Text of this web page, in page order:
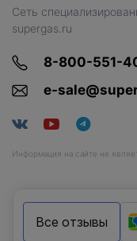
Сеть
supergas.ru
8-800-551-
e-
Информация на сайте не